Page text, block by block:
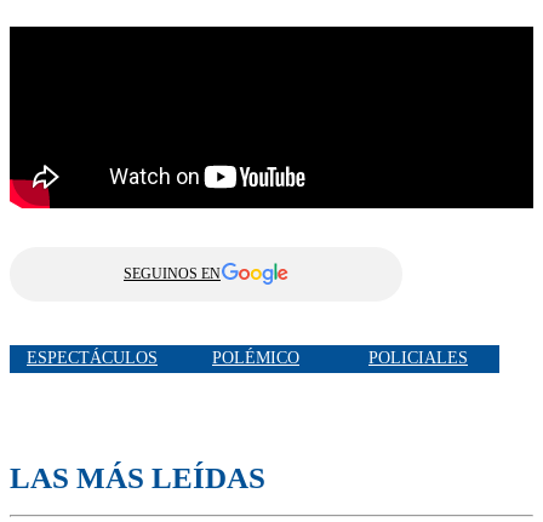
SEGUINOS EN
ESPECTÁCULOS POLÉMICO POLICIALES
LAS MÁS LEÍDAS